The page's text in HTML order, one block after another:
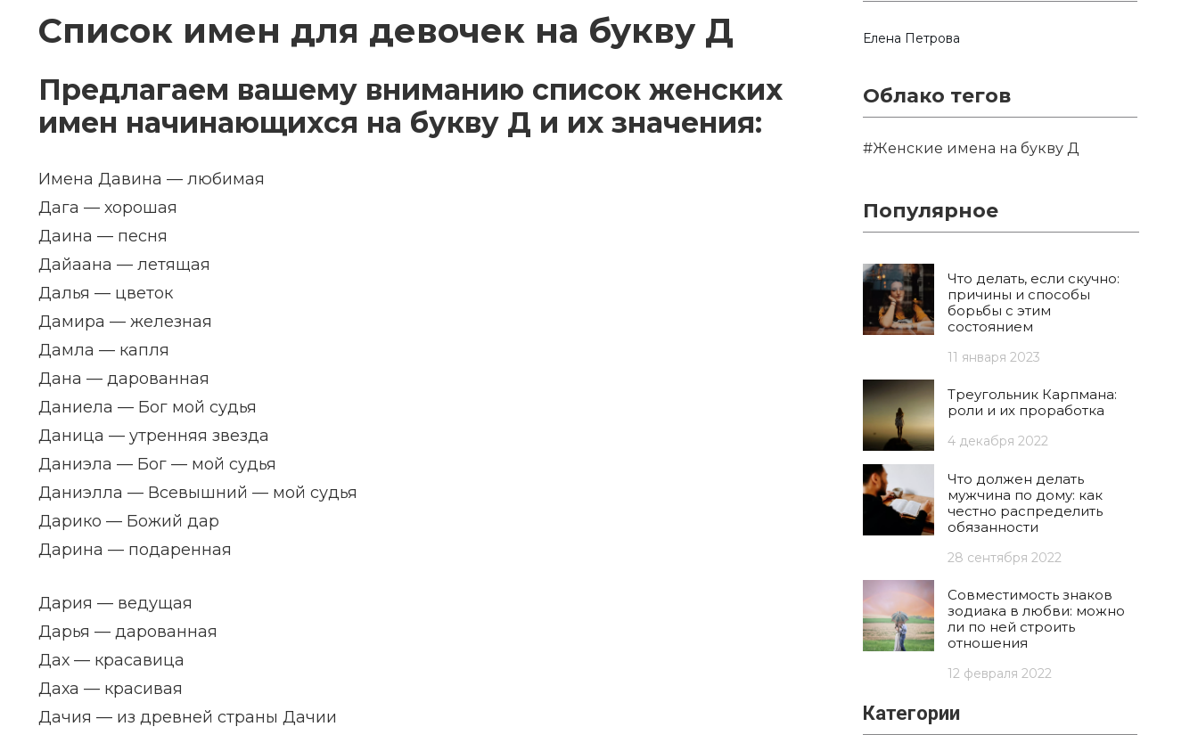
Список имен для девочек на букву Д
Предлагаем вашему вниманию список женских
имен начинающихся на букву Д и их значения:
Имена Давина — любимая
Дага — хорошая
Даина — песня
Дайаана — летящая
Далья — цветок
Дамира — железная
Дамла — капля
Дана — дарованная
Даниела — Бог мой судья
Даница — утренняя звезда
Даниэла — Бог — мой судья
Даниэлла — Всевышний — мой судья
Дарико — Божий дар
Дарина — подаренная
Дария — ведущая
Дарья — дарованная
Дах — красавица
Даха — красивая
Дачия — из древней страны Дачии
Елена Петрова
Облако тегов
#Женские имена на букву Д
Популярное
Что делать, если скучно:
причины и способы
борьбы с этим
состоянием
11 января 2023
Треугольник Карпмана:
роли и их проработка
4 декабря 2022
Что должен делать
мужчина по дому: как
честно распределить
обязанности
28 сентября 2022
Совместимость знаков
зодиака в любви: можно
ли по ней строить
отношения
12 февраля 2022
Категории